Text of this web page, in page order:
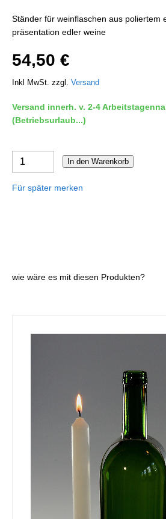
Ständer für weinflaschen aus poliertem
präsentation edler weine
54,50 €
Inkl MwSt. zzgl. Versand
Versand innerh. v. 2-4
(Betriebsurlaub...)
In den Warenkorb
Für später merken
wie wäre es mit diesen Produkten?